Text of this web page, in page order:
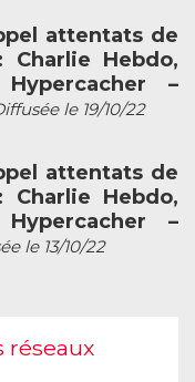
attentats de
Charlie Hebdo,
–
le 19/10/22
attentats de
Charlie Hebdo,
–
le 13/10/22
réseaux